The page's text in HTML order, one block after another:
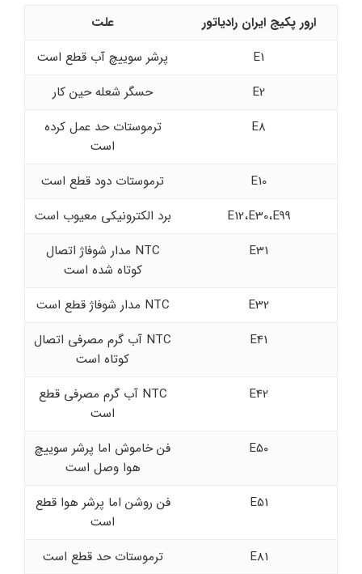
ارور پکیج ایران رادیاتور
علت
E1
پرشر سوییچ آب قطع است
E2
حسگر شعله حین کار
E8
ترموستات حد عمل کرده
است
E10
ترموستات دود قطع است
E12،E30،E99
برد الکترونیکی معیوب است
E31
NTC مدار شوفاژ اتصال
کوتاه شده است
E32
NTC مدار شوفاژ قطع است
E41
NTC آب گرم مصرفی اتصال
کوتاه است
E42
NTC آب گرم مصرفی قطع
است
E50
فن خاموش اما پرشر سوییچ
هوا وصل است
E51
فن روشن اما پرشر هوا قطع
است
E81
ترموستات حد قطع است